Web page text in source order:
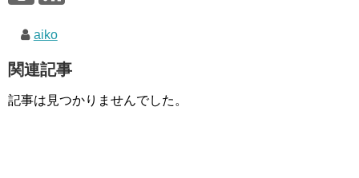
aiko
関連記事
記事は見つかりませんでした。